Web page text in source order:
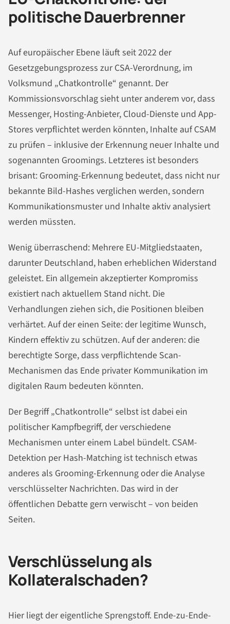
politische Dauerbrenner
Auf europäischer Ebene läuft seit 2022 der
Gesetzgebungsprozess zur CSA-Verordnung, im
Volksmund „Chatkontrolle“ genannt. Der
Kommissionsvorschlag sieht unter anderem vor, dass
Messenger, Hosting-Anbieter, Cloud-Dienste und App-
Stores verpflichtet werden könnten, Inhalte auf CSAM
zu prüfen – inklusive der Erkennung neuer Inhalte und
sogenannten Groomings. Letzteres ist besonders
brisant: Grooming-Erkennung bedeutet, dass nicht nur
bekannte Bild-Hashes verglichen werden, sondern
Kommunikationsmuster und Inhalte aktiv analysiert
werden müssten.
Wenig überraschend: Mehrere EU-Mitgliedstaaten,
darunter Deutschland, haben erheblichen Widerstand
geleistet. Ein allgemein akzeptierter Kompromiss
existiert nach aktuellem Stand nicht. Die
Verhandlungen ziehen sich, die Positionen bleiben
verhärtet. Auf der einen Seite: der legitime Wunsch,
Kindern effektiv zu schützen. Auf der anderen: die
berechtigte Sorge, dass verpflichtende Scan-
Mechanismen das Ende privater Kommunikation im
digitalen Raum bedeuten könnten.
Der Begriff „Chatkontrolle“ selbst ist dabei ein
politischer Kampfbegriff, der verschiedene
Mechanismen unter einem Label bündelt. CSAM-
Detektion per Hash-Matching ist technisch etwas
anderes als Grooming-Erkennung oder die Analyse
verschlüsselter Nachrichten. Das wird in der
öffentlichen Debatte gern verwischt – von beiden
Seiten.
Verschlüsselung als
Kollateralschaden?
Hier liegt der eigentliche Sprengstoff. Ende-zu-Ende-